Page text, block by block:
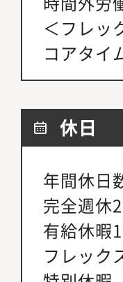
＜フレッ
コアタイ
休日
年間休日
完全週休
有給休暇
フレック